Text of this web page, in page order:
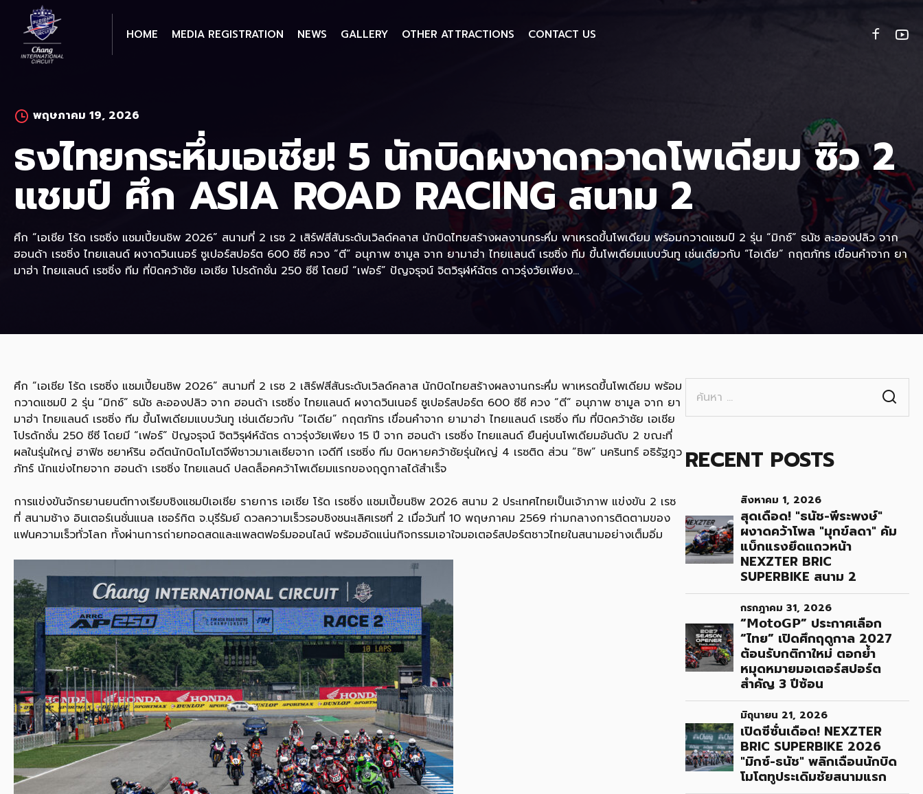
content
HOME MEDIA REGISTRATION NEWS GALLERY OTHER ATTRACTIONS CONTACT US
พฤษภาคม 19, 2026
ธงไทยกระหึ่มเอเชีย! 5 นักบิดผงาดกวาดโพเดียม ซิว 2
แชมป์ ศึก ASIA ROAD RACING สนาม 2
ศึก “เอเชีย โร้ด เรซซิ่ง แชมเปี้ยนชิพ 2026” สนามที่ 2 เรซ 2 เสิร์ฟสีสันระดับเวิลด์คลาส นักบิดไทยสร้างผลงานกระหึ่ม พาเหรดขึ้นโพเดียม พร้อมกวาดแชมป์ 2 รุ่น “มิกซ์” ธนัช ละอองปลิว จาก
ฮอนด้า เรซซิ่ง ไทยแลนด์ ผงาดวินเนอร์ ซูเปอร์สปอร์ต 600 ซีซี ควง “ตี” อนุภาพ ซามูล จาก ยามาฮ่า ไทยแลนด์ เรซซิ่ง ทีม ขึ้นโพเดียมแบบวันทู เช่นเดียวกับ “ไอเดีย” กฤตภัทร เขื่อนคำจาก ยา
มาฮ่า ไทยแลนด์ เรซซิ่ง ทีม ที่บิดคว้าชัย เอเชีย โปรดักชั่น 250 ซีซี โดยมี “เฟอร์” ปัญจรุจน์ จิตวิรุฬห์ฉัตร ดาวรุ่งวัยเพียง...
ศึก “เอเชีย โร้ด เรซซิ่ง แชมเปี้ยนชิพ 2026” สนามที่ 2 เรซ 2 เสิร์ฟสีสันระดับเวิลด์คลาส นักบิดไทยสร้างผลงานกระหึ่ม พาเหรดขึ้นโพเดียม พร้อม
กวาดแชมป์ 2 รุ่น “มิกซ์” ธนัช ละอองปลิว จาก ฮอนด้า เรซซิ่ง ไทยแลนด์ ผงาดวินเนอร์ ซูเปอร์สปอร์ต 600 ซีซี ควง “ตี” อนุภาพ ซามูล จาก ยา
มาฮ่า ไทยแลนด์ เรซซิ่ง ทีม ขึ้นโพเดียมแบบวันทู เช่นเดียวกับ “ไอเดีย” กฤตภัทร เขื่อนคำจาก ยามาฮ่า ไทยแลนด์ เรซซิ่ง ทีม ที่บิดคว้าชัย เอเชีย
โปรดักชั่น 250 ซีซี โดยมี “เฟอร์” ปัญจรุจน์ จิตวิรุฬห์ฉัตร ดาวรุ่งวัยเพียง 15 ปี จาก ฮอนด้า เรซซิ่ง ไทยแลนด์ ยืนคู่บนโพเดียมอันดับ 2 ขณะที่
ผลในรุ่นใหญ่ ฮาฟิซ ซยาห์ริน อดีตนักบิดโมโตจีพีชาวมาเลเซียจาก เจดีที เรซซิ่ง ทีม บิดหายคว้าชัยรุ่นใหญ่ 4 เรซติด ส่วน “ชิพ” นครินทร์ อธิรัฐภูว
ภัทร์ นักแข่งไทยจาก ฮอนด้า เรซซิ่ง ไทยแลนด์ ปลดล็อคคว้าโพเดียมแรกของฤดูกาลได้สำเร็จ
การแข่งขันจักรยานยนต์ทางเรียบชิงแชมป์เอเชีย รายการ เอเชีย โร้ด เรซซิ่ง แชมเปี้ยนชิพ 2026 สนาม 2 ประเทศไทยเป็นเจ้าภาพ แข่งขัน 2 เรซ
ที่ สนามช้าง อินเตอร์เนชั่นแนล เซอร์กิต จ.บุรีรัมย์ ดวลความเร็วรอบชิงชนะเลิศเรซที่ 2 เมื่อวันที่ 10 พฤษภาคม 2569 ท่ามกลางการติดตามของ
แฟนความเร็วทั่วโลก ทั้งผ่านการถ่ายทอดสดและแพลตฟอร์มออนไลน์ พร้อมอัดแน่นกิจกรรมเอาใจมอเตอร์สปอร์ตชาวไทยในสนามอย่างเต็มอิ่ม
สำหรับ:
RECENT POSTS
สิงหาคม 1, 2026
สุดเดือด! "ธนัช-พีระพงษ์"
ผงาดคว้าโพล "มุกข์ลดา" คัม
แบ็กแรงยึดแถวหน้า
NEXZTER BRIC
SUPERBIKE สนาม 2
กรกฎาคม 31, 2026
“𝗠𝗼𝘁𝗼𝗚𝗣” ประกาศเลือก
“ไทย” เปิดศึกฤดูกาล 2027
ต้อนรับกติกาใหม่ ตอกย้ำ
หมุดหมายมอเตอร์สปอร์ต
สำคัญ 3 ปีซ้อน
มิถุนายน 21, 2026
เปิดซีซั่นเดือด! NEXZTER
BRIC SUPERBIKE 2026
"มิกซ์-ธนัช" พลิกเฉือนนักบิด
โมโตทูประเดิมชัยสนามแรก